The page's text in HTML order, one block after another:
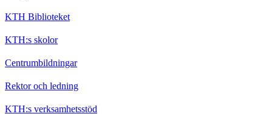
KTH Biblioteket
KTH:s skolor
Centrumbildningar
Rektor och ledning
KTH:s verksamhetsstöd